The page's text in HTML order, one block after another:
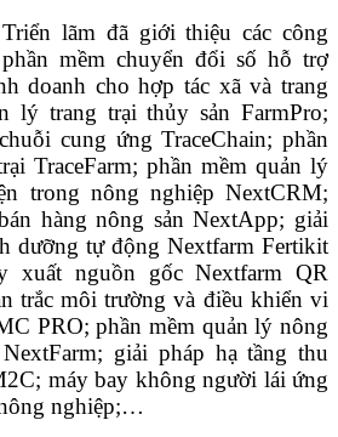
lãm đã giới thiệu các công
mềm chuyển đổi số hỗ trợ
doanh cho hợp tác xã và trang
lý trang trại thủy sản FarmPro;
cung ứng TraceChain; phần
TraceFarm; phần mềm quản lý
trong nông nghiệp NextCRM;
hàng nông sản NextApp; giải
dưỡng tự động Nextfarm Fertikit
xuất nguồn gốc Nextfarm QR
trắc môi trường và điều khiển vi
PRO; phần mềm quản lý nông
giải pháp hạ tầng thu
máy bay không người lái ứng
nghiệp;…